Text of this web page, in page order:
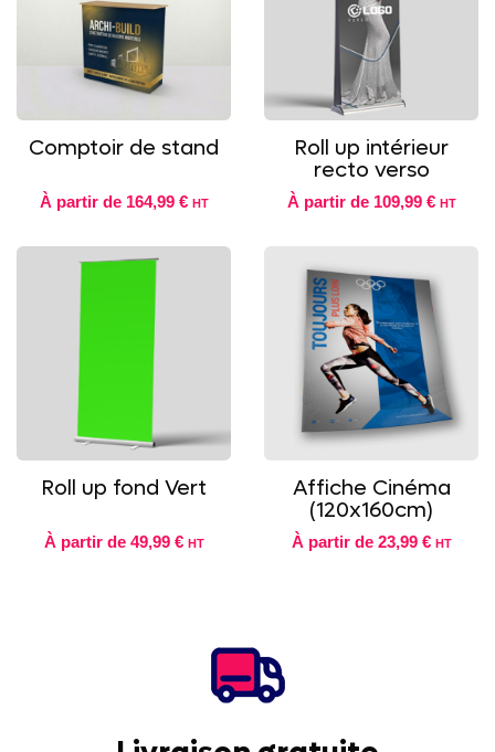
Comptoir de stand
À partir de 164,99 € HT
Roll up intérieur
recto verso
À partir de 109,99 € HT
Roll up fond Vert
À partir de 49,99 € HT
Affiche Cinéma
(120x160cm)
À partir de 23,99 € HT